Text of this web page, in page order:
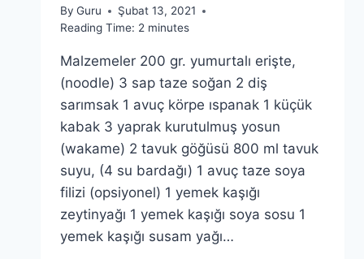
By Guru
Şubat 13, 2021
Reading Time: 2 minutes
Malzemeler 200 gr. yumurtalı erişte,
(noodle) 3 sap taze soğan 2 diş
sarımsak 1 avuç körpe ıspanak 1 küçük
kabak 3 yaprak kurutulmuş yosun
(wakame) 2 tavuk göğüsü 800 ml tavuk
suyu, (4 su bardağı) 1 avuç taze soya
filizi (opsiyonel) 1 yemek kaşığı
zeytinyağı 1 yemek kaşığı soya sosu 1
yemek kaşığı susam yağı…